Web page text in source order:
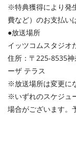
※特典獲得により発
費など）のお支払い
●放送場所
イッツコムスタジオ
住所：〒225-8535
ーザ テラス
※放送場所は変更に
※いずれのスケジュ
場合がございます。